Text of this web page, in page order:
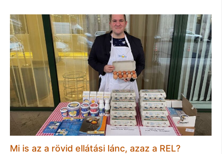
Mi is az a rövid ellátási lánc, azaz a REL?